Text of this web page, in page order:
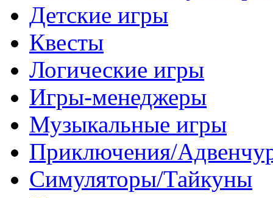
Детские игры
Квесты
Логические игры
Игры-менеджеры
Музыкальные игры
Приключения/
Симуляторы/Тайкуны